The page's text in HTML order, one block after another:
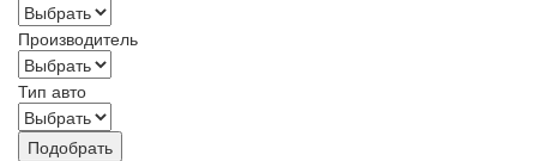
Производитель
Тип авто
Подобрать